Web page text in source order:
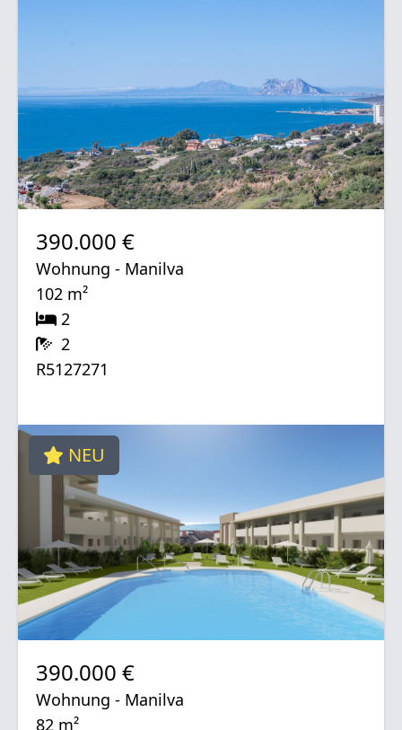
390.000 €
Wohnung - Manilva
102 m²
2
2
R5127271
NEU
390.000 €
Wohnung - Manilva
82 m²